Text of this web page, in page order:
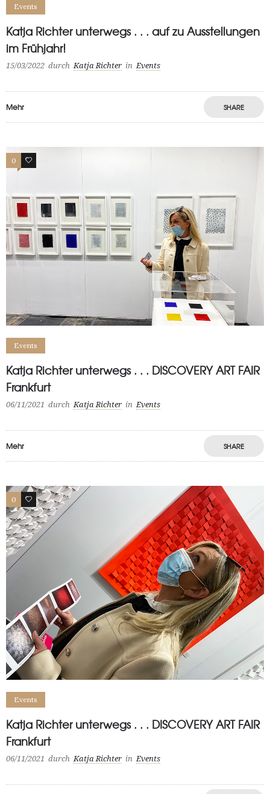
Events
Katja Richter unterwegs . . . auf zu Ausstellungen
im Frühjahr!
15/03/2022 durch Katja Richter in Events
Mehr SHARE
0 0
Events
Katja Richter unterwegs . . . DISCOVERY ART FAIR
Frankfurt
06/11/2021 durch Katja Richter in Events
Mehr SHARE
0 0
Events
Katja Richter unterwegs . . . DISCOVERY ART FAIR
Frankfurt
06/11/2021 durch Katja Richter in Events